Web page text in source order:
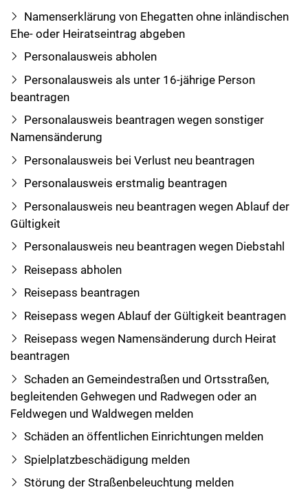
Namenserklärung von Ehegatten ohne inländischen
Ehe- oder Heiratseintrag abgeben
Personalausweis abholen
Personalausweis als unter 16-jährige Person
beantragen
Personalausweis beantragen wegen sonstiger
Namensänderung
Personalausweis bei Verlust neu beantragen
Personalausweis erstmalig beantragen
Personalausweis neu beantragen wegen Ablauf der
Gültigkeit
Personalausweis neu beantragen wegen Diebstahl
Reisepass abholen
Reisepass beantragen
Reisepass wegen Ablauf der Gültigkeit beantragen
Reisepass wegen Namensänderung durch Heirat
beantragen
Schaden an Gemeindestraßen und Ortsstraßen,
begleitenden Gehwegen und Radwegen oder an
Feldwegen und Waldwegen melden
Schäden an öffentlichen Einrichtungen melden
Spielplatzbeschädigung melden
Störung der Straßenbeleuchtung melden